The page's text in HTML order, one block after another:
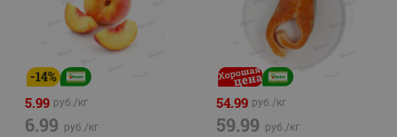
-14%
5.99 руб./кг
6.99 руб./кг
54.99 руб./кг
59.99 руб./кг